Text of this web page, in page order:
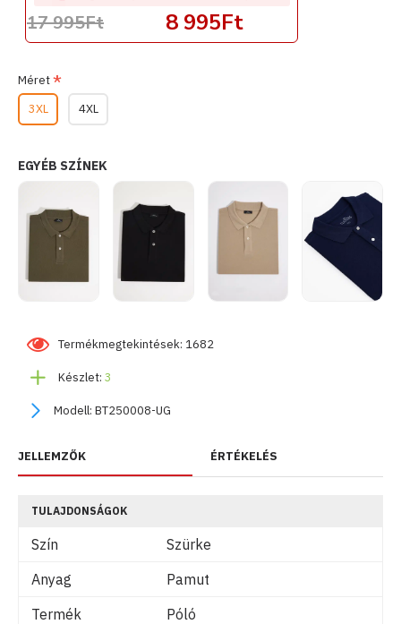
Készlet: 3
Modell: BT250008-UG
Termékmegtekintések: 1682
8 995Ft
17 995Ft
Méret
3XL
4XL
EGYÉB SZÍNEK
JELLEMZŐK ÉRTÉKELÉS
TULAJDONSÁGOK
Szín
Szürke
Anyag
Pamut
Termék
Póló